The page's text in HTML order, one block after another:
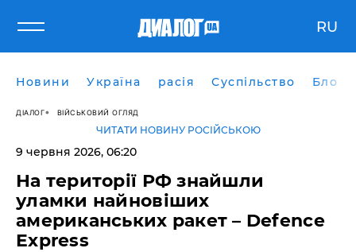
RU
Новини Україна расія Суспільство Блоги
ДІАЛОГ ВІЙСЬКОВИЙ ОГЛЯД
ЧИТАТИ НОВИНУ РОСІЙСЬКОЮ
9 червня 2026, 06:20
На території РФ знайшли
уламки найновіших
американських ракет – Defence
Express